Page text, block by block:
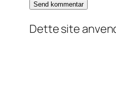
Dette site